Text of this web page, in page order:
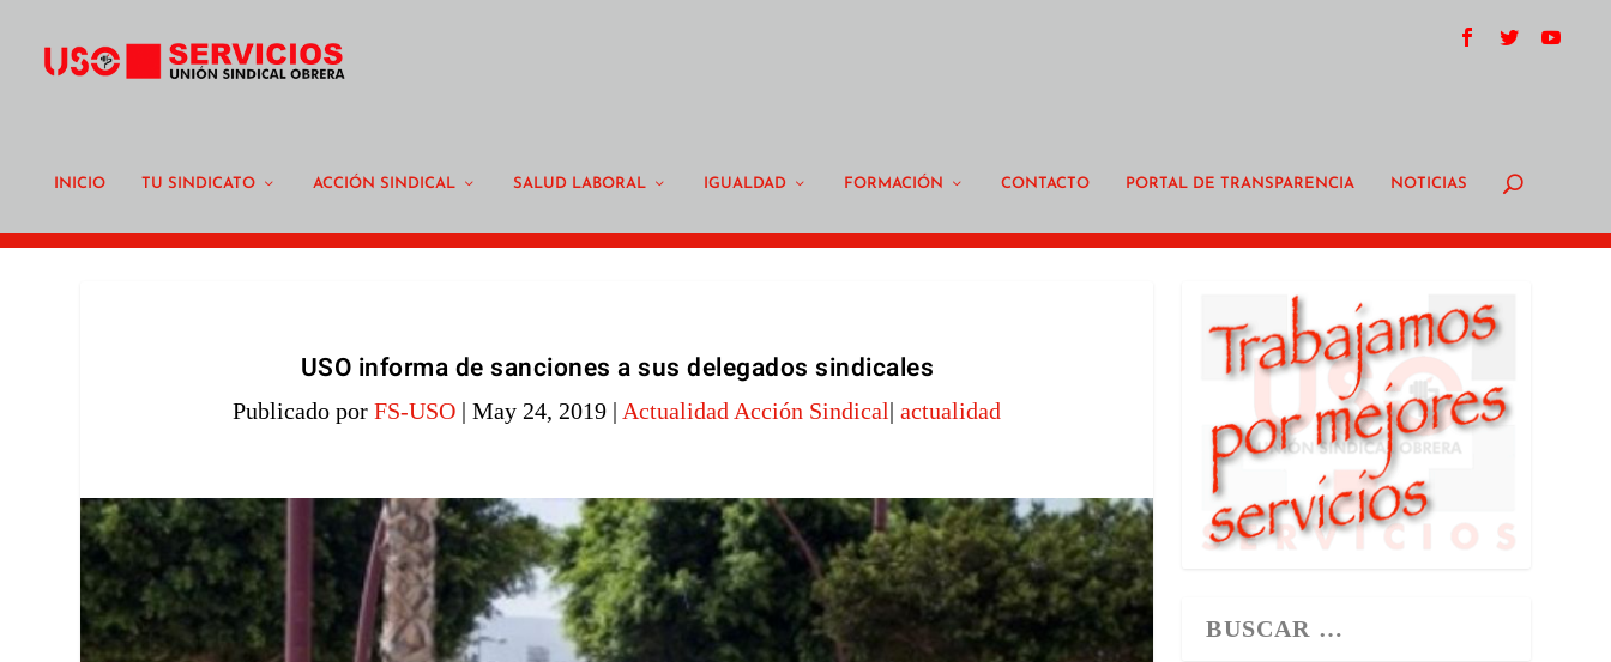
INICIO TU SINDICATO ACCIÓN SINDICAL SALUD LABORAL IGUALDAD FORMACIÓN CONTACTO PORTAL DE TRANSPARENCIA NOTICIAS
USO informa de sanciones a sus delegados sindicales
Publicado porFS-USO |May 24, 2019 | Actualidad Acción Sindical|actualidad